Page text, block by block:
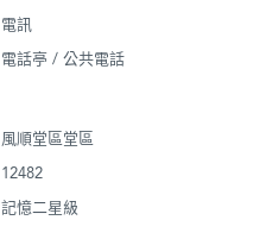
電訊
電話亭 / 公共電話
風順堂區堂區
12482
記憶二星級